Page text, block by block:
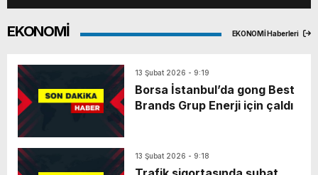
EKONOMİ EKONOMİ Haberleri
13 Şubat 2026 - 9:19
Borsa İstanbul’da gong Best
Brands Grup Enerji için çaldı
13 Şubat 2026 - 9:18